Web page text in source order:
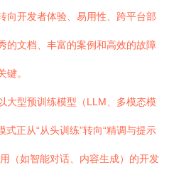
向开发者体验、易用性、跨平台部
的文档、丰富的案例和高效的故障
键。
大型预训练模型（LLM、多模态模
正从“从头训练”转向“精调与提示
（如智能对话、内容生成）的开发